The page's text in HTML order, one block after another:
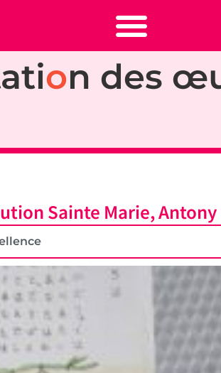
on des
Sainte Marie, Antony